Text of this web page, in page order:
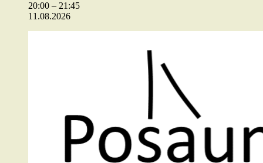
20:00 – 21:45
11.08.2026